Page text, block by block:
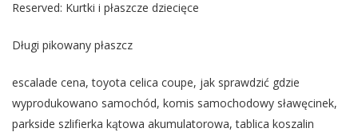
Reserved: Kurtki i płaszcze dziecięce
Długi pikowany płaszcz
escalade cena, toyota celica coupe, jak sprawdzić gdzie
wyprodukowano samochód, komis samochodowy sławęcinek,
parkside szlifierka kątowa akumulatorowa, tablica koszalin